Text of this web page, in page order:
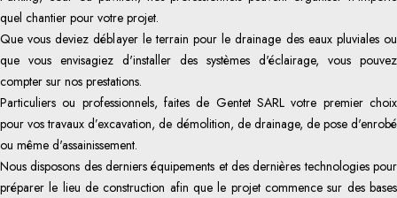
quel chantier pour votre projet.
Que vous deviez déblayer le terrain pour le drainage des eaux pluviales ou
que vous envisagiez d'installer des systèmes d'éclairage, vous pouvez
compter sur nos prestations.
Particuliers ou professionnels, faites de Gentet SARL votre premier choix
pour vos travaux d’excavation, de démolition, de drainage, de pose d'enrobé
ou même d'assainissement.
Nous disposons des derniers équipements et des dernières technologies pour
préparer le lieu de construction afin que le projet commence sur des bases